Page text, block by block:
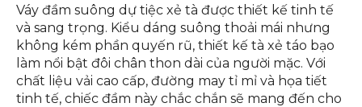
Váy đầm suông dự tiệc xẻ tà được thiết kế tinh tế
và sang trọng. Kiểu dáng suông thoải mái nhưng
không kém phần quyến rũ, thiết kế tà xẻ táo bạo
làm nổi bật đôi chân thon dài của người mặc. Với
chất liệu vải cao cấp, đường may tỉ mỉ và họa tiết
tinh tế, chiếc đầm này chắc chắn sẽ mang đến cho